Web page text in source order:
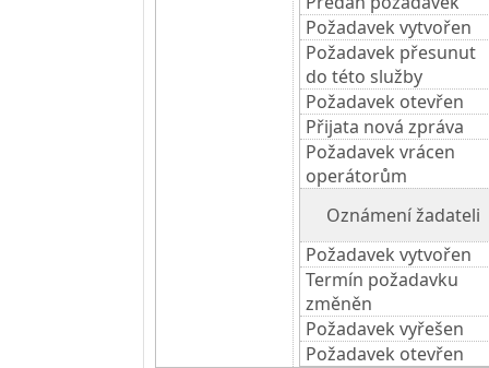
Požadavek vytvořen
Požadavek přesunut
do této služby
Požadavek otevřen
Přijata nová zpráva
Požadavek vrácen
operátorům
Oznámení žadateli
Požadavek vytvořen
Termín požadavku
změněn
Požadavek vyřešen
Požadavek otevřen